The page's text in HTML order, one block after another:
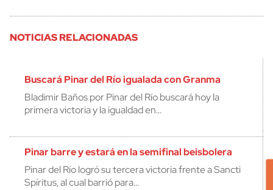
NOTICIAS RELACIONADAS
Buscará Pinar del Río igualada con Granma
Bladimir Baños por Pinar del Río buscará hoy la
primera victoria y la igualdad en…
Pinar barre y estará en la semifinal beisbolera
Pinar del Río logró su tercera victoria frente a Sancti
Spíritus, al cual barrió para…